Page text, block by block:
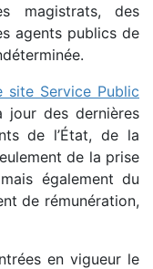
magistrats, des
agents publics de
site Service Public
jour des dernières
de l’État, de la
de la prise
également du
de rémunération,
en vigueur le